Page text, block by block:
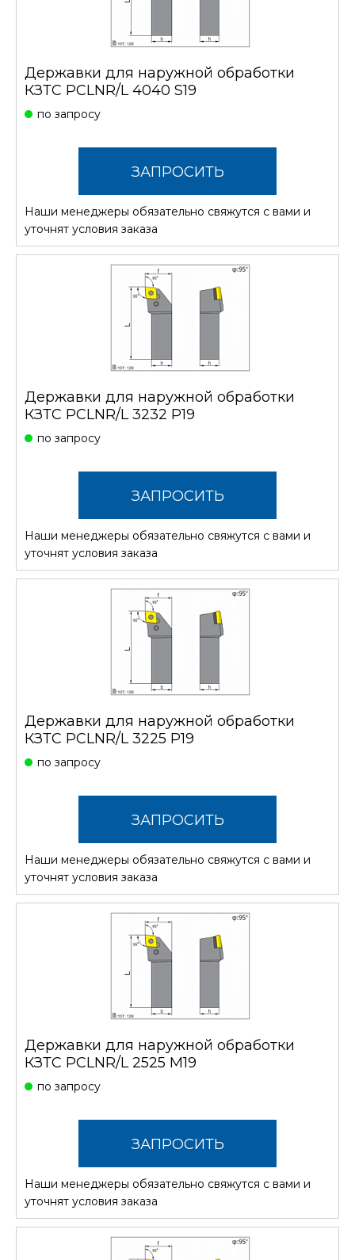
Державки для наружной обработки
КЗТС PCLNR/L 4040 S19
по запросу
ЗАПРОСИТЬ
СТОИМОСТЬ
Наши менеджеры обязательно свяжутся с вами и
уточнят условия заказа
Державки для наружной обработки
КЗТС PCLNR/L 3232 P19
по запросу
ЗАПРОСИТЬ
СТОИМОСТЬ
Наши менеджеры обязательно свяжутся с вами и
уточнят условия заказа
Державки для наружной обработки
КЗТС PCLNR/L 3225 P19
по запросу
ЗАПРОСИТЬ
СТОИМОСТЬ
Наши менеджеры обязательно свяжутся с вами и
уточнят условия заказа
Державки для наружной обработки
КЗТС PCLNR/L 2525 M19
по запросу
ЗАПРОСИТЬ
СТОИМОСТЬ
Наши менеджеры обязательно свяжутся с вами и
уточнят условия заказа